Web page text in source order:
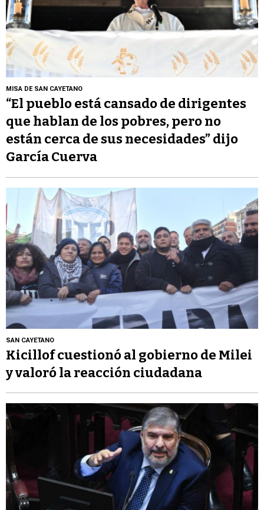
MISA DE SAN CAYETANO
“El pueblo está cansado de dirigentes
que hablan de los pobres, pero no
están cerca de sus necesidades” dijo
García Cuerva
SAN CAYETANO
Kicillof cuestionó al gobierno de Milei
y valoró la reacción ciudadana